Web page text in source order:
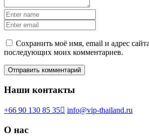
Сохранить моё имя, email и адрес
последующих моих комментариев.
Наши контакты
+66 90 130 85 35 info@vip-thailand.ru
О нас